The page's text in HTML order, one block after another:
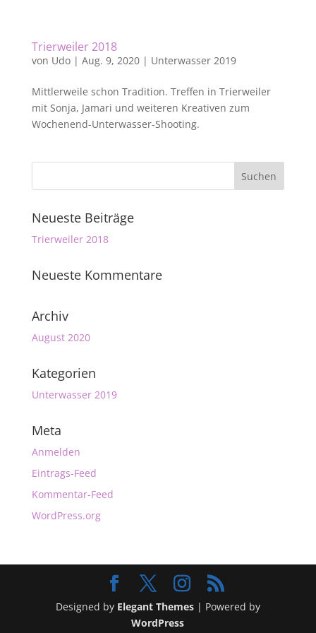
Trierweiler 2018
von Udo| Aug. 9, 2020| Unterwasser 2019
Mittlerweile schon Tradition. Treffen in Trierweiler
mit Sonja, Jamari und weiteren Kreativen zum
Wochenend-Unterwasser-Shooting.
Neueste Beiträge
Trierweiler 2018
Neueste Kommentare
Archiv
August 2020
Kategorien
Unterwasser 2019
Meta
Anmelden
Eintrags-Feed
Kommentar-Feed
WordPress.org
Designed by Elegant Themes| Powered by
WordPress